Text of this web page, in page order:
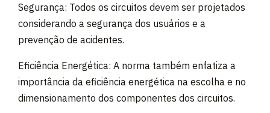
Segurança: Todos os circuitos devem ser projetados
considerando a segurança dos usuários e a
prevenção de acidentes.
Eficiência Energética: A norma também enfatiza a
importância da eficiência energética na escolha e no
dimensionamento dos componentes dos circuitos.